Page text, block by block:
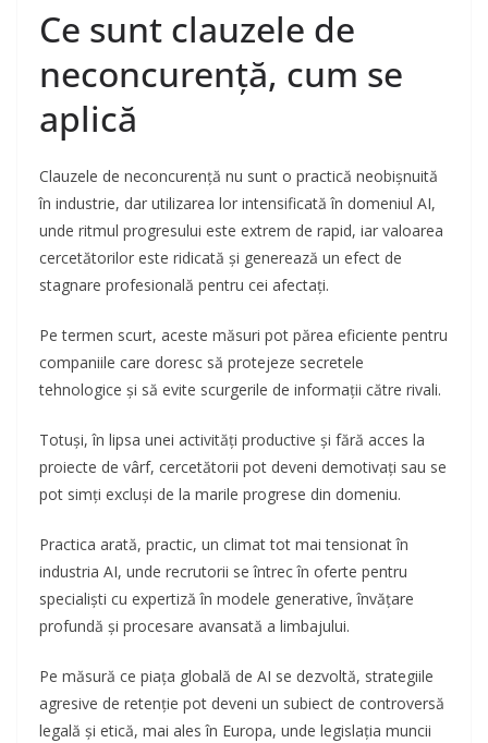
Ce sunt clauzele de
neconcurență, cum se
aplică
Clauzele de neconcurență nu sunt o practică neobișnuită
în industrie, dar utilizarea lor intensificată în domeniul AI,
unde ritmul progresului este extrem de rapid, iar valoarea
cercetătorilor este ridicată și generează un efect de
stagnare profesională pentru cei afectați.
Pe termen scurt, aceste măsuri pot părea eficiente pentru
companiile care doresc să protejeze secretele
tehnologice și să evite scurgerile de informații către rivali.
Totuși, în lipsa unei activități productive și fără acces la
proiecte de vârf, cercetătorii pot deveni demotivați sau se
pot simți excluși de la marile progrese din domeniu.
Practica arată, practic, un climat tot mai tensionat în
industria AI, unde recrutorii se întrec în oferte pentru
specialiști cu expertiză în modele generative, învățare
profundă și procesare avansată a limbajului.
Pe măsură ce piața globală de AI se dezvoltă, strategiile
agresive de retenție pot deveni un subiect de controversă
legală și etică, mai ales în Europa, unde legislația muncii